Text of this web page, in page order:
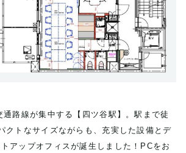
路線が集中する【四ツ谷駅】。駅まで徒
クトなサイズながらも、充実した設備とデ
アップオフィスが誕生しました！PCをお